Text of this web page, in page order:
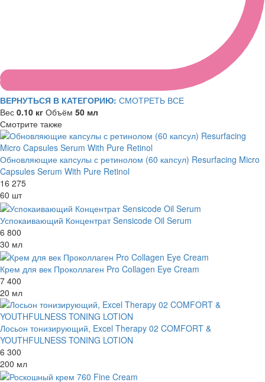
ВЕРНУТЬСЯ В КАТЕГОРИЮ: СМОТРЕТЬ ВСЕ
Вес 0.10 кг Объём 50 мл
Смотрите также
Обновляющие капсулы с ретинолом (60 капсул) Resurfacing Micro
Capsules Serum With Pure Retinol
16 275
60 шт
Успокаивающий Концентрат Sensicode Oil Serum
6 800
30 мл
Крем для век Проколлаген Pro Collagen Eye Cream
7 400
20 мл
Лосьон тонизирующий, Excel Therapy 02 COMFORT &
YOUTHFULNESS TONING LOTION
6 300
200 мл